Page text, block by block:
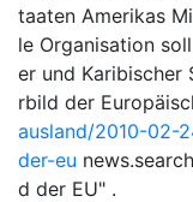
taaten Amerikas
le Organisation
er und Karibischer
rbild der
ausland/2010-02-
der-eu
d der EU" .